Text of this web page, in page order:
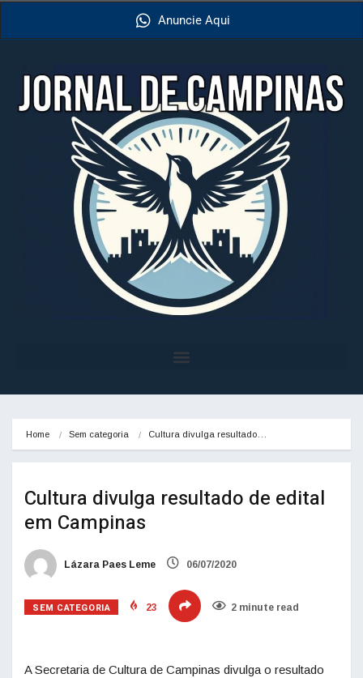
Anuncie Aqui
Home Sem categoria Cultura divulga resultado…
Cultura divulga resultado de edital
em Campinas
Lázara Paes Leme 06/07/2020
SEM CATEGORIA 23 2 minute read
A Secretaria de Cultura de Campinas divulga o resultado